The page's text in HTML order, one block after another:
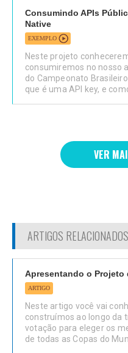
Consumindo APIs
Native
EXEMPLO
Neste projeto
consumiremos no nosso
do Campeonato
que é uma API key, e
VER
ARTIGOS RELACIONADOS
Apresentando o Projeto
ARTIGO
Neste artigo você vai
construímos ao longo da
votação para eleger os
de todas as Copas do